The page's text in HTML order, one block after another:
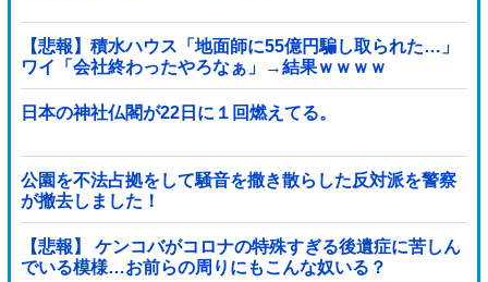
【悲報】積水ハウス「地面師に55億円騙し取られた…」
ワイ「会社終わったやろなぁ」→結果ｗｗｗｗ
日本の神社仏閣が22日に１回燃えてる。
公園を不法占拠をして騒音を撒き散らした反対派を警察
が撤去しました！
【悲報】 ケンコバがコロナの特殊すぎる後遺症に苦しん
でいる模様…お前らの周りにもこんな奴いる？